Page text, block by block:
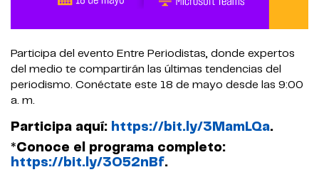
Participa del evento Entre Periodistas, donde expertos
del medio te compartirán las últimas tendencias del
periodismo. Conéctate este 18 de mayo desde las 9:00
a. m.
Participa aquí: https://bit.ly/3MamLQa.
*Conoce el programa completo:
https://bit.ly/3O52nBf.